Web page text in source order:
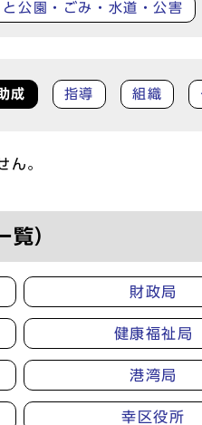
公園・ごみ・水道・公害
成 指導 組織
ん。
覧）
財政局
健康福祉局
港湾局
幸区役所